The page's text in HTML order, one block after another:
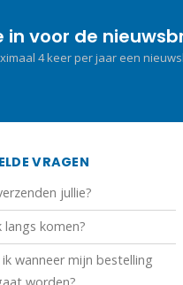
in voor de
4 keer per jaar een
VRAGEN
jullie?
langs komen?
wanneer mijn bestelling